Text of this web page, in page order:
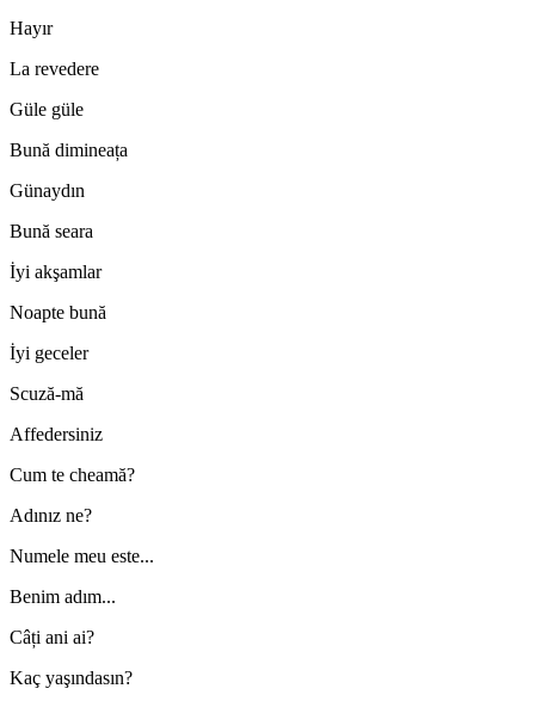
Hayır
La revedere
Güle güle
Bună dimineața
Günaydın
Bună seara
İyi akşamlar
Noapte bună
İyi geceler
Scuză-mă
Affedersiniz
Cum te cheamă?
Adınız ne?
Numele meu este...
Benim adım...
Câți ani ai?
Kaç yaşındasın?